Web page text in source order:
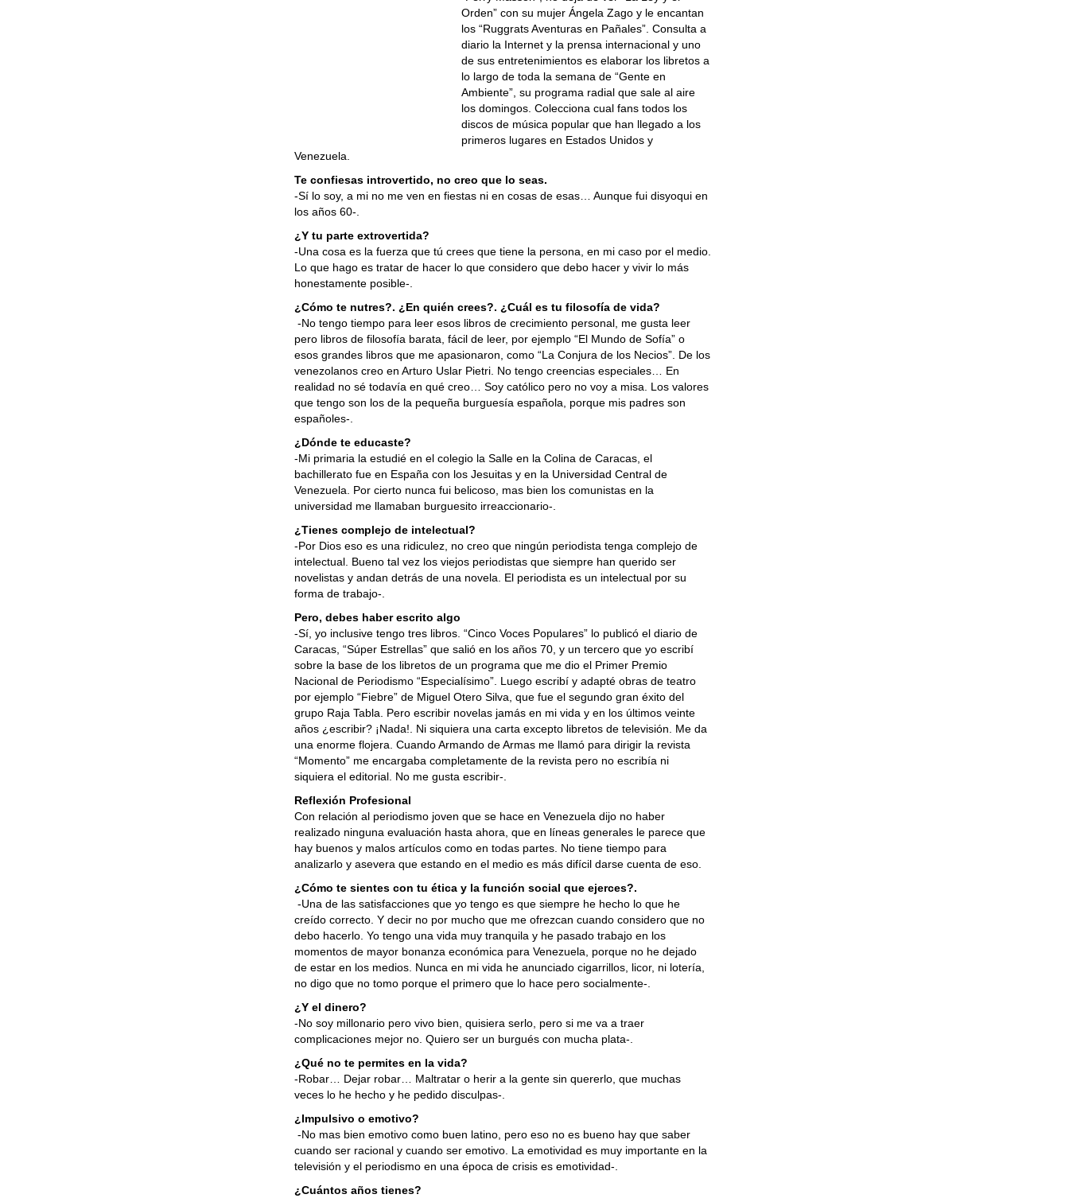
Orden” con su mujer Ángela Zago y le encantan
los “Ruggrats Aventuras en Pañales”. Consulta a
diario la Internet y la prensa internacional y uno
de sus entretenimientos es elaborar los libretos a
lo largo de toda la semana de “Gente en
Ambiente”, su programa radial que sale al aire
los domingos. Colecciona cual fans todos los
discos de música popular que han llegado a los
primeros lugares en Estados Unidos y
Venezuela.
Te confiesas introvertido, no creo que lo seas.
-Sí lo soy, a mi no me ven en fiestas ni en cosas de esas… Aunque fui disyoqui en
los años 60-.
¿Y tu parte extrovertida?
-Una cosa es la fuerza que tú crees que tiene la persona, en mi caso por el medio.
Lo que hago es tratar de hacer lo que considero que debo hacer y vivir lo más
honestamente posible-.
¿Cómo te nutres?. ¿En quién crees?. ¿Cuál es tu filosofía de vida?
-No tengo tiempo para leer esos libros de crecimiento personal, me gusta leer
pero libros de filosofía barata, fácil de leer, por ejemplo “El Mundo de Sofía” o
esos grandes libros que me apasionaron, como “La Conjura de los Necios”. De los
venezolanos creo en Arturo Uslar Pietri. No tengo creencias especiales… En
realidad no sé todavía en qué creo… Soy católico pero no voy a misa. Los valores
que tengo son los de la pequeña burguesía española, porque mis padres son
españoles-.
¿Dónde te educaste?
-Mi primaria la estudié en el colegio la Salle en la Colina de Caracas, el
bachillerato fue en España con los Jesuitas y en la Universidad Central de
Venezuela. Por cierto nunca fui belicoso, mas bien los comunistas en la
universidad me llamaban burguesito irreaccionario-.
¿Tienes complejo de intelectual?
-Por Dios eso es una ridiculez, no creo que ningún periodista tenga complejo de
intelectual. Bueno tal vez los viejos periodistas que siempre han querido ser
novelistas y andan detrás de una novela. El periodista es un intelectual por su
forma de trabajo-.
Pero, debes haber escrito algo
-Sí, yo inclusive tengo tres libros. “Cinco Voces Populares” lo publicó el diario de
Caracas, “Súper Estrellas” que salió en los años 70, y un tercero que yo escribí
sobre la base de los libretos de un programa que me dio el Primer Premio
Nacional de Periodismo “Especialísimo”. Luego escribí y adapté obras de teatro
por ejemplo “Fiebre” de Miguel Otero Silva, que fue el segundo gran éxito del
grupo Raja Tabla. Pero escribir novelas jamás en mi vida y en los últimos veinte
años ¿escribir? ¡Nada!. Ni siquiera una carta excepto libretos de televisión. Me da
una enorme flojera. Cuando Armando de Armas me llamó para dirigir la revista
“Momento” me encargaba completamente de la revista pero no escribía ni
siquiera el editorial. No me gusta escribir-.
Reflexión Profesional
Con relación al periodismo joven que se hace en Venezuela dijo no haber
realizado ninguna evaluación hasta ahora, que en líneas generales le parece que
hay buenos y malos artículos como en todas partes. No tiene tiempo para
analizarlo y asevera que estando en el medio es más difícil darse cuenta de eso.
¿Cómo te sientes con tu ética y la función social que ejerces?.
-Una de las satisfacciones que yo tengo es que siempre he hecho lo que he
creído correcto. Y decir no por mucho que me ofrezcan cuando considero que no
debo hacerlo. Yo tengo una vida muy tranquila y he pasado trabajo en los
momentos de mayor bonanza económica para Venezuela, porque no he dejado
de estar en los medios. Nunca en mi vida he anunciado cigarrillos, licor, ni lotería,
no digo que no tomo porque el primero que lo hace pero socialmente-.
¿Y el dinero?
-No soy millonario pero vivo bien, quisiera serlo, pero si me va a traer
complicaciones mejor no. Quiero ser un burgués con mucha plata-.
¿Qué no te permites en la vida?
-Robar… Dejar robar… Maltratar o herir a la gente sin quererlo, que muchas
veces lo he hecho y he pedido disculpas-.
¿Impulsivo o emotivo?
-No mas bien emotivo como buen latino, pero eso no es bueno hay que saber
cuando ser racional y cuando ser emotivo. La emotividad es muy importante en la
televisión y el periodismo en una época de crisis es emotividad-.
¿Cuántos años tienes?